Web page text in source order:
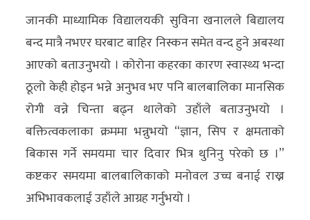
जानकी माध्यामिक विद्यालयकी सुविना खनालले बिद्यालय
बन्द मात्रै नभएर घरबाट बाहिर निस्कन समेत वन्द हुने अबस्था
आएको बताउनुभयो । कोरोना कहरका कारण स्वास्थ्य भन्दा
ठूलो केही होइन भन्ने अनुभव भए पनि बालबालिका मानसिक
रोगी वन्ने चिन्ता बढ्न थालेको उहाँले बताउनुभयो ।
बक्तित्वकलाका क्रममा भन्नुभयो “ज्ञान, सिप र क्षमताको
बिकास गर्ने समयमा चार दिवार भित्र थुनिनु परेको छ ।”
कष्टकर समयमा बालबालिकाको मनोवल उच्च बनाई राख्न
अभिभावकलाई उहाँले आग्रह गर्नुभयो ।